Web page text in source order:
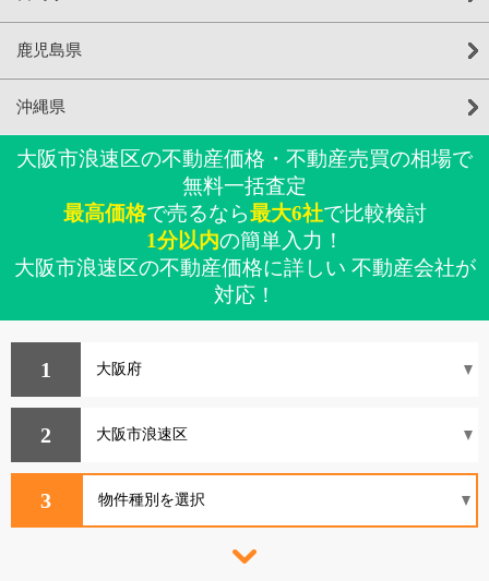
鹿児島県
沖縄県
大阪市浪速区の不動産価格・不動産売買の相場で
無料一括査定
最高価格で売るなら最大6社で比較検討
1分以内の簡単入力！
大阪市浪速区の不動産価格に詳しい 不動産会社が
対応！
1
2
3